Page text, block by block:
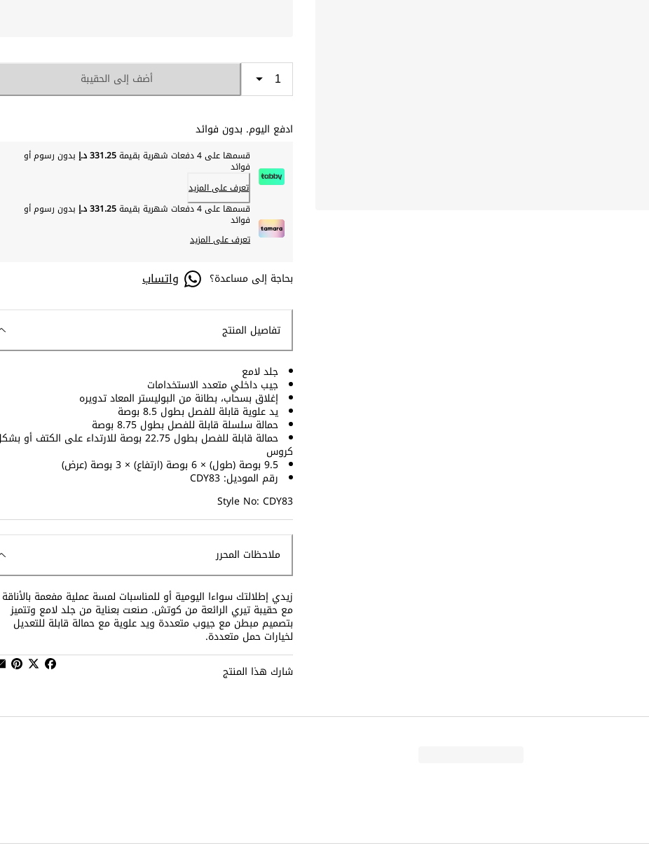
أضف إلى الحقيبة
ادفع اليوم. بدون فوائد
قسمها على 4 دفعات شهرية بقيمة 331.25 د.إ بدون رسوم أو
فوائد
تعرف على المزيد
قسمها على 4 دفعات شهرية بقيمة
331.25 د.إ بدون رسوم أو
فوائد
تعرف على المزيد
بحاجة إلى مساعدة؟ واتساب
تفاصيل المنتج
جلد لامع
جيب داخلي متعدد الاستخدامات
إغلاق بسحاب، بطانة من البوليستر المعاد تدويره
يد علوية قابلة للفصل بطول 8.5 بوصة
حمالة سلسلة قابلة للفصل بطول 8.75 بوصة
حمالة قابلة للفصل بطول 22.75 بوصة للارتداء على الكتف أو
كروس
9.5 بوصة (طول) × 6 بوصة (ارتفاع) × 3 بوصة (عرض)
رقم الموديل: CDY83
Style No: CDY83
ملاحظات المحرر
زيدي إطلالتك سواءا اليومية أو للمناسبات لمسة عملية مفعمة بالأناقة
مع حقيبة تيري الرائعة من كوتش. صنعت بعناية من جلد لامع وتتميز
بتصميم مبطن مع جيوب متعددة ويد علوية مع حمالة قابلة للتعديل
لخيارات حمل متعددة.
شارك هذا المنتج